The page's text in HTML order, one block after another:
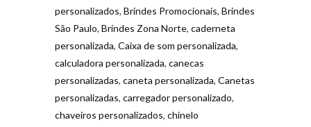
personalizados, Brindes Promocionais, Brindes
São Paulo, Brindes Zona Norte, caderneta
personalizada, Caixa de som personalizada,
calculadora personalizada, canecas
personalizadas, caneta personalizada, Canetas
personalizadas, carregador personalizado,
chaveiros personalizados, chinelo